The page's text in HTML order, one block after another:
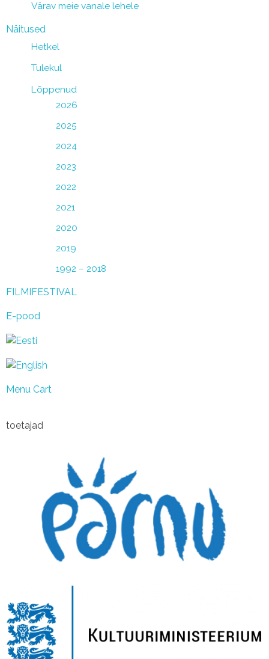
Värav meie vanale lehele
Näitused
Hetkel
Tulekul
Lõppenud
2026
2025
2024
2023
2022
2021
2020
2019
1992 – 2018
FILMIFESTIVAL
E-pood
Menu Cart
toetajad